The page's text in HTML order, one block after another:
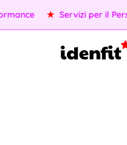
OKR/KPI ★ Agenti AI ★